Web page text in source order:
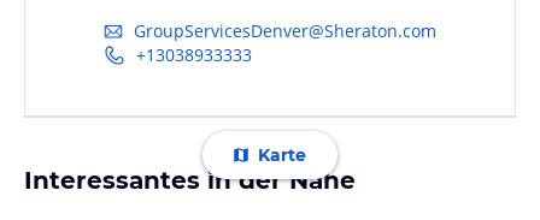
GroupServicesDenver@Sheraton.com
+13038933333
Karte
Interessantes in der Nähe